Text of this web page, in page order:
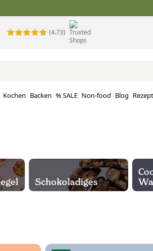
(4.73)
Kochen Backen % SALE Non-food Blog
Schokoladiges